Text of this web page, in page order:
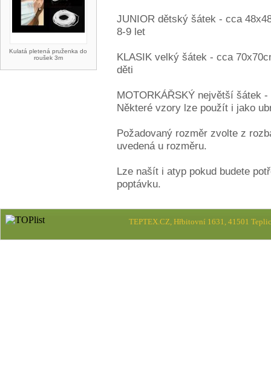
Kulatá pletená pruženka do
roušek 3m
JUNIOR dětský šátek - cca
8-9 let
KLASIK velký šátek - cca
děti
MOTORKÁŘSKÝ největší šátek
Některé vzory lze použít i jako
Požadovaný rozměr zvolte z
uvedená u rozměru.
Lze našít i atyp pokud budete
poptávku.
TEPTEX.CZ, Hřbitovní 1631, 41501